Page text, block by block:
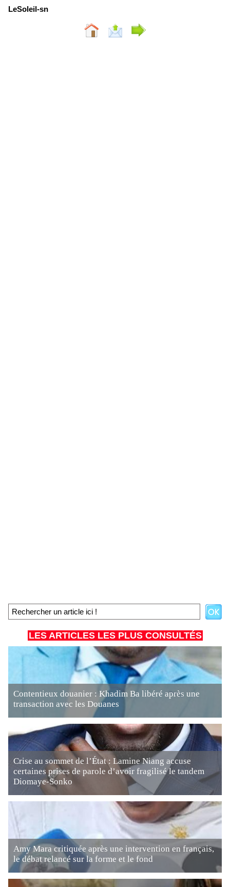
LeSoleil-sn
LES ARTICLES LES PLUS CONSULTÉS
Contentieux douanier : Khadim Ba libéré après une
transaction avec les Douanes
Crise au sommet de l’État : Lamine Niang accuse
certaines prises de parole d’avoir fragilisé le tandem
Diomaye-Sonko
Amy Mara critiquée après une intervention en français,
le débat relancé sur la forme et le fond